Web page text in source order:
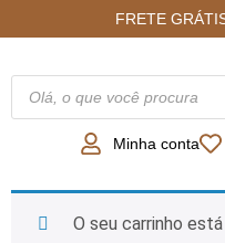
FRETE
Minha conta
O seu carrinho está